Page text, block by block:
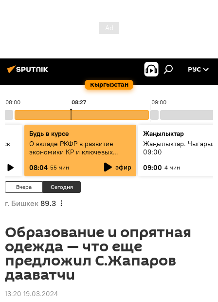
Кыргызстан
РУС
08:00 09:00
08:27
Будь в курсе
О вкладе РКФР в развитие
экономики КР и ключевых
08:04 55 мин эфир
Жаңылыктар
Жаңылыктар.
09:00
09:00 4 мин
Вчера Сегодня
г. Бишкек 89.3
Образование и опрятная
одежда — что еще
предложил С.Жапаров
дааватчи
13:20 19.03.2024